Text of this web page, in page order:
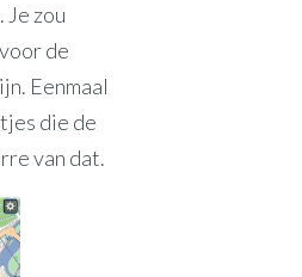
zou
de
Eenmaal
die de
van dat.